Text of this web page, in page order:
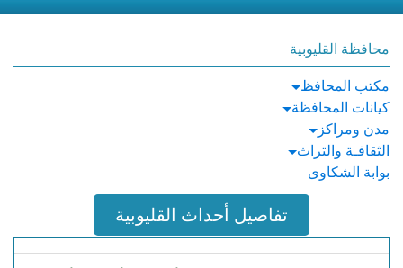
محافظة القليوبية
مكتب المحافظ
كيانات المحافظة
مدن ومراكز
الثقافـة والتراث
بوابة الشكاوى
تفاصيل أحداث القليوبية